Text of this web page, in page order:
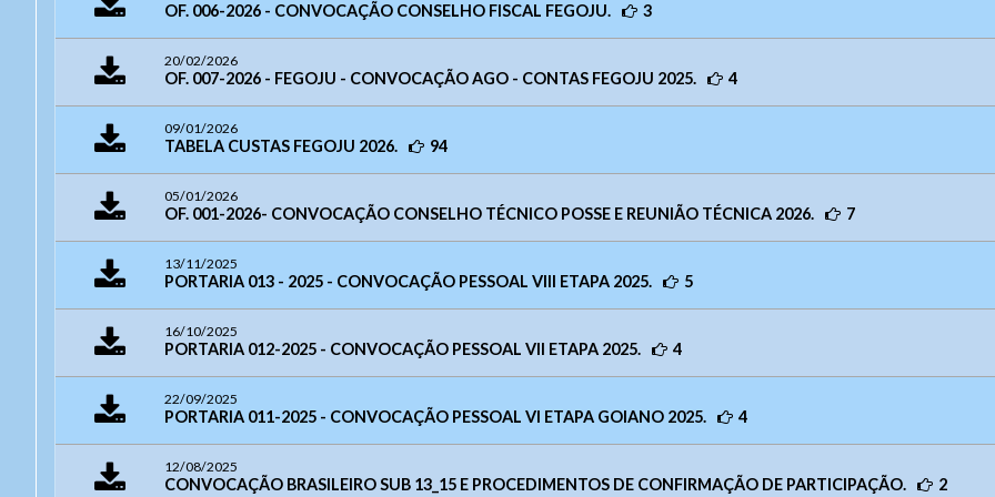
OF. 006-2026 - CONVOCAÇÃO CONSELHO FISCAL FEGOJU. 3
20/02/2026
OF. 007-2026 - FEGOJU - CONVOCAÇÃO AGO - CONTAS FEGOJU 2025. 4
09/01/2026
TABELA CUSTAS FEGOJU 2026. 94
05/01/2026
OF. 001-2026- CONVOCAÇÃO CONSELHO TÉCNICO POSSE E REUNIÃO TÉCNICA 2026. 7
13/11/2025
PORTARIA 013 - 2025 - CONVOCAÇÃO PESSOAL VIII ETAPA 2025. 5
16/10/2025
PORTARIA 012-2025 - CONVOCAÇÃO PESSOAL VII ETAPA 2025. 4
22/09/2025
PORTARIA 011-2025 - CONVOCAÇÃO PESSOAL VI ETAPA GOIANO 2025. 4
12/08/2025
CONVOCAÇÃO BRASILEIRO SUB 13_15 E PROCEDIMENTOS DE CONFIRMAÇÃO DE PARTICIPAÇÃO. 2
Layout
- Para alterar a cor do layout de escuro para claro e vice versa clique nos
E-mail:judogoias@judogoias.com.br /
Horário de funcionamento:Das 14h00 às 18h00
9847
Enviar